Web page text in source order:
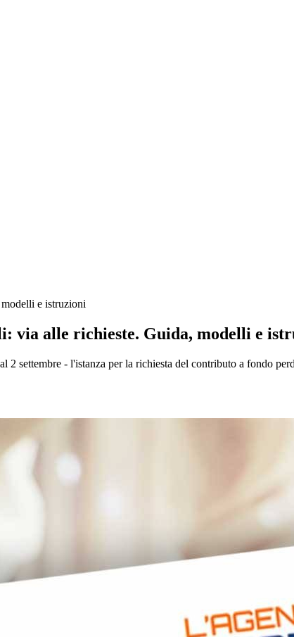
e istruzioni
via alle richieste. Guida, modelli e
settembre - l'istanza per la richiesta del contributo a fondo